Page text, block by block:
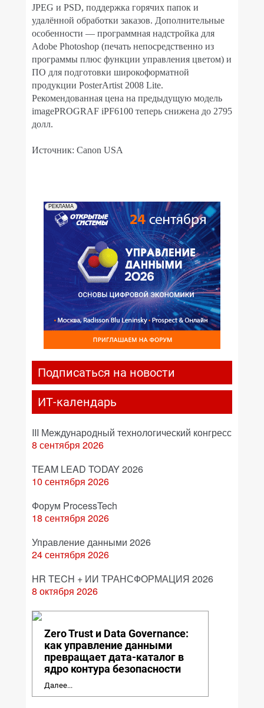
JPEG и PSD, поддержка горячих папок и
удалённой обработки заказов. Дополнительные
особенности — программная надстройка для
Adobe Photoshop (печать непосредственно из
программы плюс функции управления цветом) и
ПО для подготовки широкоформатной
продукции PosterArtist 2008 Lite.
Рекомендованная цена на предыдущую модель
imagePROGRAF iPF6100 теперь снижена до 2795
долл.
Источник: Canon USA
РЕКЛАМА
Подписаться на новости
ИТ-календарь
III Международный технологический конгресс
8 сентября 2026
TEAM LEAD TODAY 2026
10 сентября 2026
Форум ProcessTech
18 сентября 2026
Управление данными 2026
24 сентября 2026
HR TECH + ИИ ТРАНСФОРМАЦИЯ 2026
8 октября 2026
Zero Trust и Data Governance:
как управление данными
превращает дата-каталог в
ядро контура безопасности
Далее...